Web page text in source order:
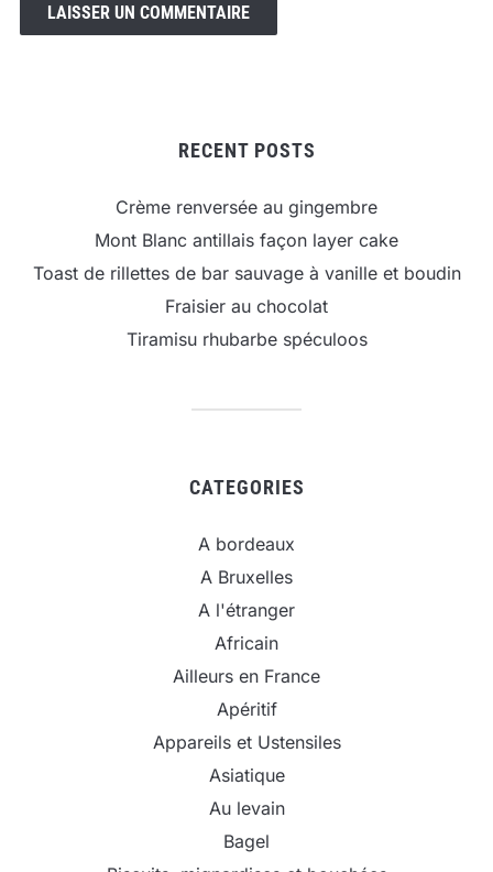
RECENT POSTS
Crème renversée au gingembre
Mont Blanc antillais façon layer cake
Toast de rillettes de bar sauvage à vanille et boudin
Fraisier au chocolat
Tiramisu rhubarbe spéculoos
CATEGORIES
A bordeaux
A Bruxelles
A l'étranger
Africain
Ailleurs en France
Apéritif
Appareils et Ustensiles
Asiatique
Au levain
Bagel